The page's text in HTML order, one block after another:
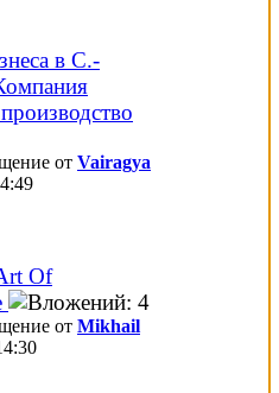
в С.-
от Vairagya
Of
от Mikhail